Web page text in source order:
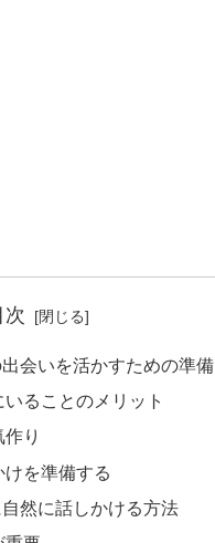
次
会いを活かすための準備
ることのメリット
り
を準備する
然に話しかける方法